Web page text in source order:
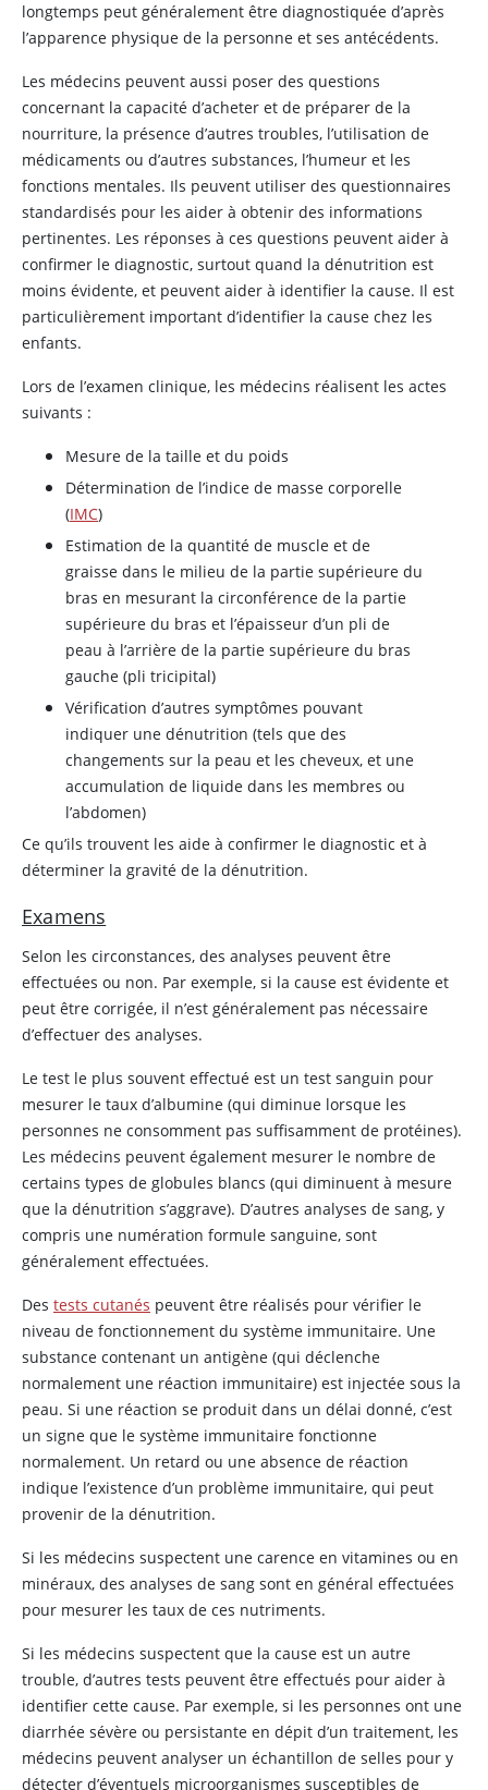
longtemps peut généralement être diagnostiquée d’après
l’apparence physique de la personne et ses antécédents.
Les médecins peuvent aussi poser des questions
concernant la capacité d’acheter et de préparer de la
nourriture, la présence d’autres troubles, l’utilisation de
médicaments ou d’autres substances, l’humeur et les
fonctions mentales. Ils peuvent utiliser des questionnaires
standardisés pour les aider à obtenir des informations
pertinentes. Les réponses à ces questions peuvent aider à
confirmer le diagnostic, surtout quand la dénutrition est
moins évidente, et peuvent aider à identifier la cause. Il est
particulièrement important d’identifier la cause chez les
enfants.
Lors de l’examen clinique, les médecins réalisent les actes
suivants :
Mesure de la taille et du poids
Détermination de l’indice de masse corporelle
(IMC)
Estimation de la quantité de muscle et de
graisse dans le milieu de la partie supérieure du
bras en mesurant la circonférence de la partie
supérieure du bras et l’épaisseur d’un pli de
peau à l’arrière de la partie supérieure du bras
gauche (pli tricipital)
Vérification d’autres symptômes pouvant
indiquer une dénutrition (tels que des
changements sur la peau et les cheveux, et une
accumulation de liquide dans les membres ou
l’abdomen)
Ce qu’ils trouvent les aide à confirmer le diagnostic et à
déterminer la gravité de la dénutrition.
Examens
Selon les circonstances, des analyses peuvent être
effectuées ou non. Par exemple, si la cause est évidente et
peut être corrigée, il n’est généralement pas nécessaire
d’effectuer des analyses.
Le test le plus souvent effectué est un test sanguin pour
mesurer le taux d’albumine (qui diminue lorsque les
personnes ne consomment pas suffisamment de protéines).
Les médecins peuvent également mesurer le nombre de
certains types de globules blancs (qui diminuent à mesure
que la dénutrition s’aggrave). D’autres analyses de sang, y
compris une numération formule sanguine, sont
généralement effectuées.
Des tests cutanés peuvent être réalisés pour vérifier le
niveau de fonctionnement du système immunitaire. Une
substance contenant un antigène (qui déclenche
normalement une réaction immunitaire) est injectée sous la
peau. Si une réaction se produit dans un délai donné, c’est
un signe que le système immunitaire fonctionne
normalement. Un retard ou une absence de réaction
indique l’existence d’un problème immunitaire, qui peut
provenir de la dénutrition.
Si les médecins suspectent une carence en vitamines ou en
minéraux, des analyses de sang sont en général effectuées
pour mesurer les taux de ces nutriments.
Si les médecins suspectent que la cause est un autre
trouble, d’autres tests peuvent être effectués pour aider à
identifier cette cause. Par exemple, si les personnes ont une
diarrhée sévère ou persistante en dépit d’un traitement, les
médecins peuvent analyser un échantillon de selles pour y
détecter d’éventuels microorganismes susceptibles de